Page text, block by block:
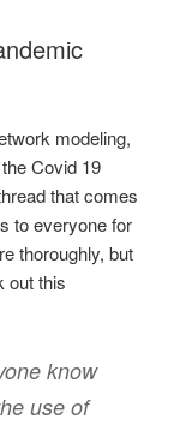
modeling,
Covid 19
that comes
to everyone for
thoroughly, but
out this
know
use of